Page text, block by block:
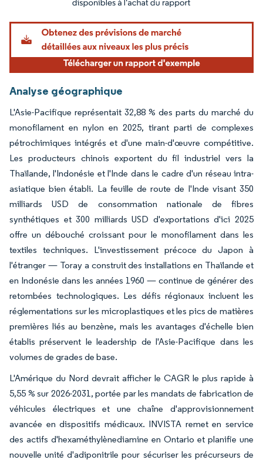
Analyse géographique
L'Asie-Pacifique représentait 32,88 % des parts du marché du
monofilament en nylon en 2025, tirant parti de complexes
pétrochimiques intégrés et d'une main-d'œuvre compétitive.
Les producteurs chinois exportent du fil industriel vers la
Thaïlande, l'Indonésie et l'Inde dans le cadre d'un réseau intra-
asiatique bien établi. La feuille de route de l'Inde visant 350
milliards USD de consommation nationale de fibres
synthétiques et 300 milliards USD d'exportations d'ici 2025
offre un débouché croissant pour le monofilament dans les
textiles techniques. L'investissement précoce du Japon à
l'étranger — Toray a construit des installations en Thaïlande et
en Indonésie dans les années 1960 — continue de générer des
retombées technologiques. Les défis régionaux incluent les
réglementations sur les microplastiques et les pics de matières
premières liés au benzène, mais les avantages d'échelle bien
établis préservent le leadership de l'Asie-Pacifique dans les
volumes de grades de base.
L'Amérique du Nord devrait afficher le CAGR le plus rapide à
5,55 % sur 2026-2031, portée par les mandats de fabrication de
véhicules électriques et une chaîne d'approvisionnement
avancée en dispositifs médicaux. INVISTA remet en service
des actifs d'hexaméthylènediamine en Ontario et planifie une
nouvelle unité d'adiponitrile pour sécuriser les précurseurs de